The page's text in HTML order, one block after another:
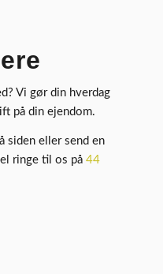
Vi gør din hverdag
på din ejendom.
siden eller send en
ringe til os på 44